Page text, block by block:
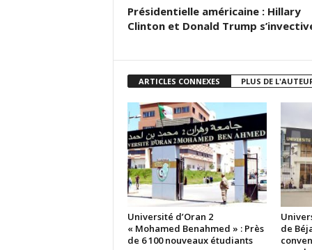
Présidentielle américaine : Hillary
Clinton et Donald Trump
ARTICLES CONNEXES PLUS DE
Université d’Oran 2
« Mohamed Benahmed » : Près
de 6 100 nouveaux étudiants
de